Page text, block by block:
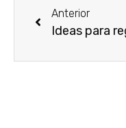
Anterior